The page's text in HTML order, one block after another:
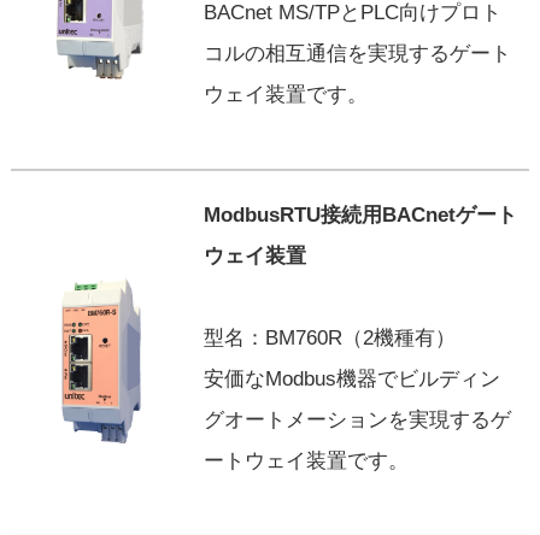
BACnet MS/TPとPLC向けプロト
コルの相互通信を実現するゲート
ウェイ装置です。
ModbusRTU接続用BACnetゲート
ウェイ装置
型名：BM760R（2機種有）
安価なModbus機器でビルディン
グオートメーションを実現するゲ
ートウェイ装置です。